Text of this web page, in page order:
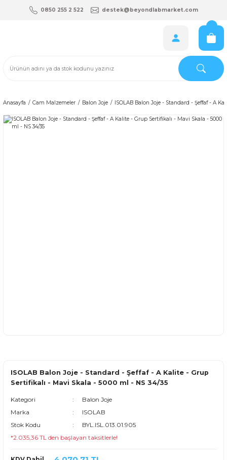
0850 255 2 522 destek@beyondlabmarket.com
Anasayfa Cam Malzemeler Balon Joje ISOLAB Balon Joje - Standard - Şeffaf - A
ISOLAB Balon Joje - Standard - Şeffaf - A Kalite - Grup
Sertifikalı - Mavi Skala - 5000 ml - NS 34/35
Kategori
Balon Joje
Marka
ISOLAB
Stok Kodu
BYL.ISL.013.01.905
*2.035,36 TL den başlayan taksitlerle!